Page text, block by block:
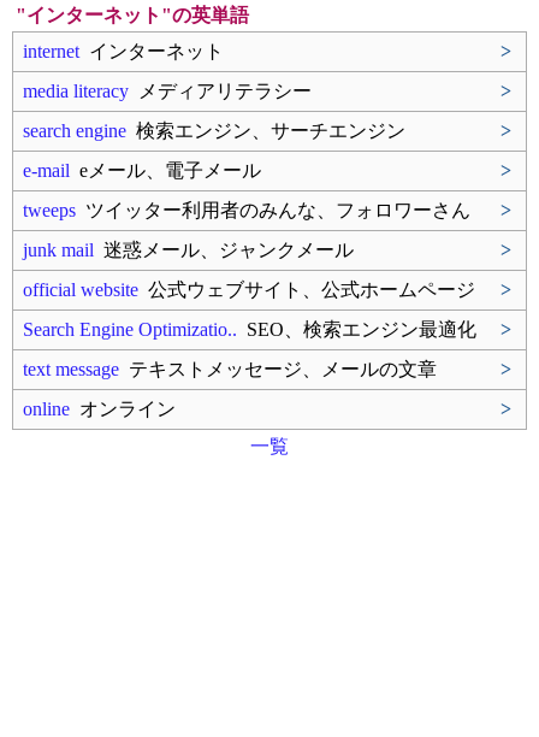
"インターネット"の英単語
internet インターネット
>
media literacy メディアリテラシー
>
search engine 検索エンジン、サーチエンジン
>
e-mail eメール、電子メール
>
tweeps ツイッター利用者のみんな、フォロワーさん
>
junk mail 迷惑メール、ジャンクメール
>
official website 公式ウェブサイト、公式ホームページ
>
Search Engine Optimizatio.. SEO、検索エンジン最適化
>
text message テキストメッセージ、メールの文章
>
online オンライン
>
一覧